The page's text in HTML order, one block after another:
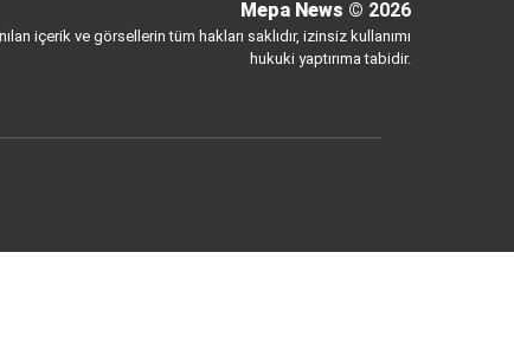
Mepa News © 2026
içerik ve görsellerin tüm hakları saklıdır, izinsiz kullanımı
hukuki yaptırıma tabidir.